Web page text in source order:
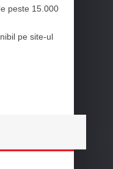
peste 15.000
pe site-ul